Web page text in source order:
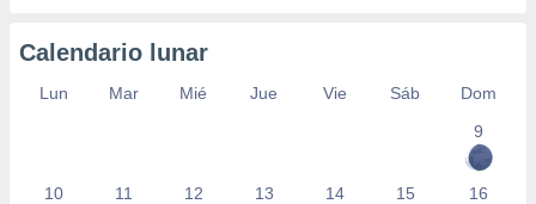
Calendario lunar
Lun Mar Mié Jue Vie Sáb
Dom
9
10 11 12 13 14 15 16